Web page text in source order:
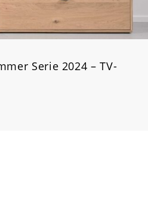
Serie 2024 – TV-